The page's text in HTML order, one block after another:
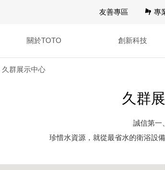
友善專區 專
關於TOTO 創新科技
久群展示中心
久群
誠信第一
珍惜水資源，就從最省水的衛浴設